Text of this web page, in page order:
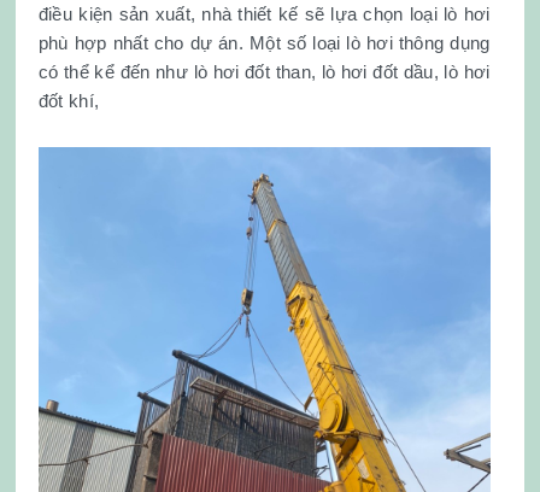
điều kiện sản xuất, nhà thiết kế sẽ lựa chọn loại lò hơi
phù hợp nhất cho dự án. Một số loại lò hơi thông dụng
có thể kể đến như lò hơi đốt than, lò hơi đốt dầu, lò hơi
đốt khí,